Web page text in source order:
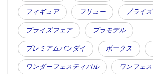
フィギュア フリュー プライズ
プライズフェア プラモデル
プレミアムバンダイ ボークス
ワンダーフェスティバル ワンフェス